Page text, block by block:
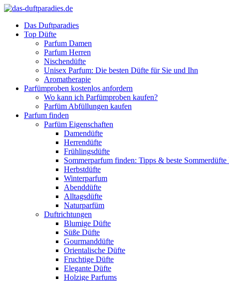
Das Duftparadies
Top Düfte
Parfum Damen
Parfum Herren
Nischendüfte
Unisex Parfum: Die besten Düfte für Sie und Ihn
Aromatherapie
Parfümproben kostenlos anfordern
Wo kann ich Parfümproben kaufen?
Parfüm Abfüllungen kaufen
Parfum finden
Parfüm Eigenschaften
Damendüfte
Herrendüfte
Frühlingsdüfte
Sommerparfum finden: Tipps & beste
Herbstdüfte
Winterparfum
Abenddüfte
Alltagsdüfte
Naturparfüm
Duftrichtungen
Blumige Düfte
Süße Düfte
Gourmanddüfte
Orientalische Düfte
Fruchtige Düfte
Elegante Düfte
Holzige Parfums